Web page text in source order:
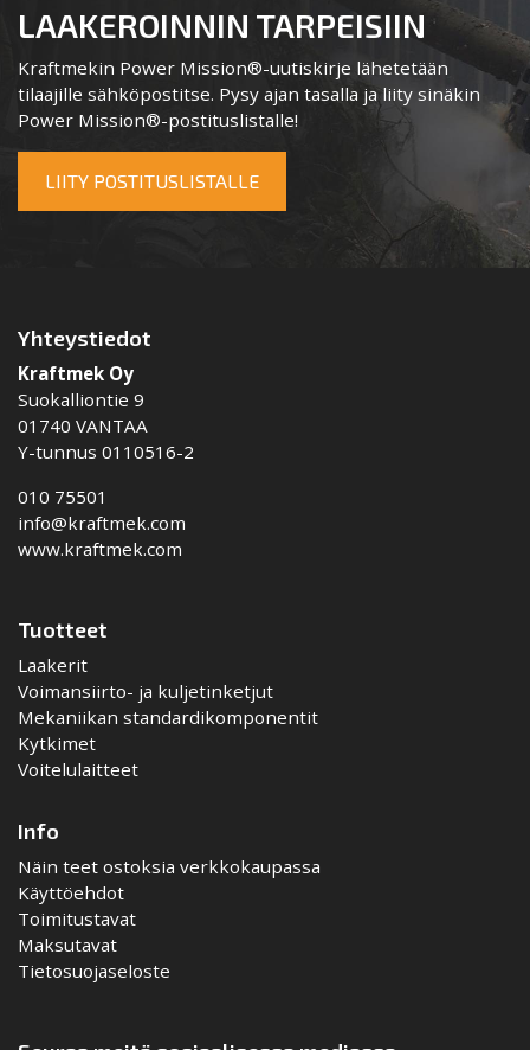
LAAKEROINNIN TARPEISIIN
Kraftmekin Power Mission®-uutiskirje lähetetään
tilaajille sähköpostitse. Pysy ajan tasalla ja liity sinäkin
Power Mission®-postituslistalle!
LIITY POSTITUSLISTALLE
Yhteystiedot
Kraftmek Oy
Suokalliontie 9
01740 VANTAA
Y-tunnus 0110516-2
010 75501
info@kraftmek.com
www.kraftmek.com
Tuotteet
Laakerit
Voimansiirto- ja kuljetinketjut
Mekaniikan standardikomponentit
Kytkimet
Voitelulaitteet
Info
Näin teet ostoksia verkkokaupassa
Käyttöehdot
Toimitustavat
Maksutavat
Tietosuojaseloste